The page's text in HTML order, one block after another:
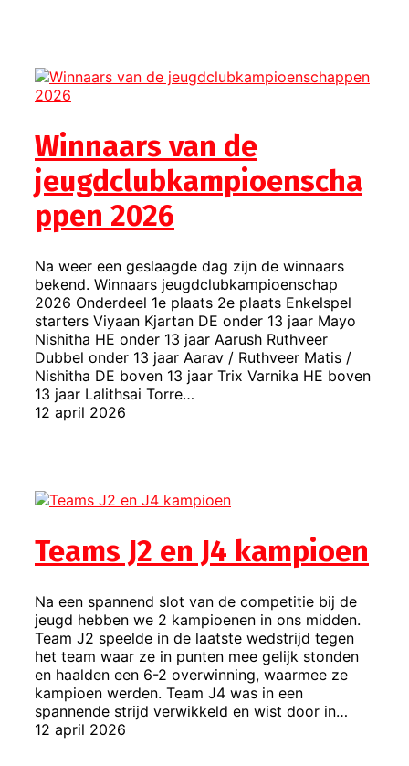
Winnaars van de
jeugdclubkampioenscha
ppen 2026
Na weer een geslaagde dag zijn de winnaars
bekend. Winnaars jeugdclubkampioenschap
2026 Onderdeel 1e plaats 2e plaats Enkelspel
starters Viyaan Kjartan DE onder 13 jaar Mayo
Nishitha HE onder 13 jaar Aarush Ruthveer
Dubbel onder 13 jaar Aarav / Ruthveer Matis /
Nishitha DE boven 13 jaar Trix Varnika HE boven
13 jaar Lalithsai Torre…
12 april 2026
Teams J2 en J4 kampioen
Na een spannend slot van de competitie bij de
jeugd hebben we 2 kampioenen in ons midden.
Team J2 speelde in de laatste wedstrijd tegen
het team waar ze in punten mee gelijk stonden
en haalden een 6-2 overwinning, waarmee ze
kampioen werden. Team J4 was in een
spannende strijd verwikkeld en wist door in…
12 april 2026